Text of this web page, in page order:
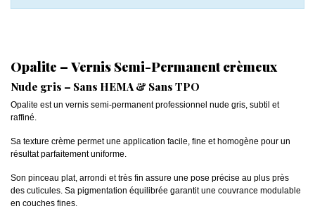
Opalite – Vernis Semi-Permanent crèmeux
Nude gris – Sans HEMA & Sans TPO
Opalite est un vernis semi-permanent professionnel nude gris, subtil et
raffiné.
Sa texture crème permet une application facile, fine et homogène pour un
résultat parfaitement uniforme.
Son pinceau plat, arrondi et très fin assure une pose précise au plus près
des cuticules. Sa pigmentation équilibrée garantit une couvrance modulable
en couches fines.